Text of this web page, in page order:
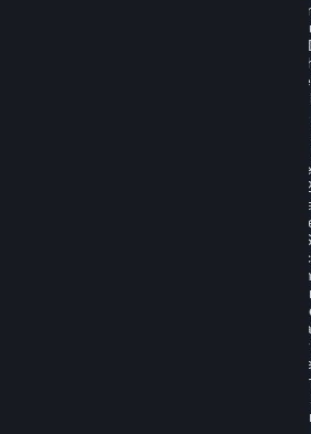
Steam ermöglicht es, im
Benutzerkonto ein Prepaid-Guthaben
(nachfolgend das „Steam-Guthaben“).
Guthaben ist weder ein Bankkonto
Art von Zahlungsmittel. Es dient als
dem sich Inhalte und Diense
Ihr Steam-Guthaben mittels
Werbeaktions-Code oder unter
Steam akzeptierter
einem von Valve festgelegten
Innerhalb eines Zeitraums von jeweils
Stunden darf der in Ihrem Steam-
Betrag zuzüglich des Gesamtbetrags
Guthaben getätigten Ausgaben in der
von USD 2.000 oder aber den
in der jeweils einschlägigen
überschreiten – versuchte
Guthaben, die über diesen
werden in Ihrem Steam-Guthaben so
gutgeschrieben, bis sich aufgrund
Unterschreitung des besagten
ist berechtigt, zu gegebener Zeit die
Steam-Guthaben und die Nutzung
zu ändern und andere